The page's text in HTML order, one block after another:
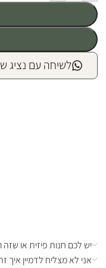
לשיחה עם נציג
יש לכם חנות פיזית או שזה
אני לא מצליח לדמיין איך